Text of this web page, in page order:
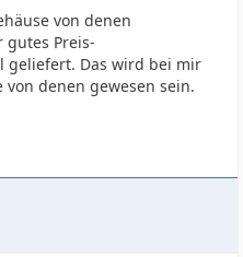
von denen
gutes Preis-
geliefert. Das wird bei mir
denen gewesen sein.